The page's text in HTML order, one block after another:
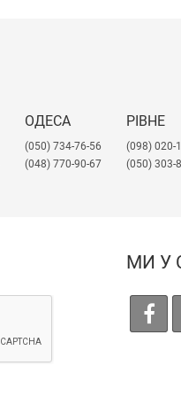
ОДЕСА
(050) 734-76-56
(048) 770-90-67
РІВНЕ
(098) 020-
(050) 303-
МИ У